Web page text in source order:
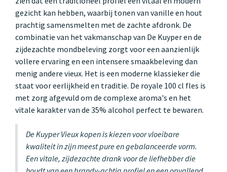
gezicht kan hebben, waarbij tonen van vanille en hout
prachtig samensmelten met de zachte afdronk. De
combinatie van het vakmanschap van De Kuyper en de
zijdezachte mondbeleving zorgt voor een aanzienlijk
vollere ervaring en een intensere smaakbeleving dan
menig andere vieux. Het is een moderne klassieker die
staat voor eerlijkheid en traditie. De royale 100 cl fles is
met zorg afgevuld om de complexe aroma's en het
vitale karakter van de 35% alcohol perfect te bewaren.
De Kuyper Vieux kopen is kiezen voor vloeibare
kwaliteit in zijn meest pure en gebalanceerde vorm.
Een vitale, zijdezachte drank voor de liefhebber die